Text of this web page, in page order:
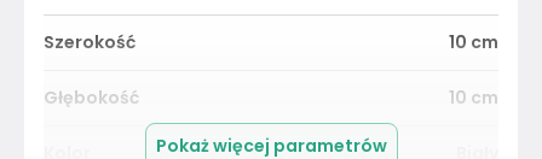
Szerokość 10 cm
Głębokość 10 cm
Pokaż więcej parametrów